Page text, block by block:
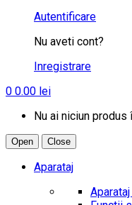
Autentificare
Nu aveti cont?
Inregistrare
0 0.00 lei
Nu ai niciun produs
Open Close
Aparataj